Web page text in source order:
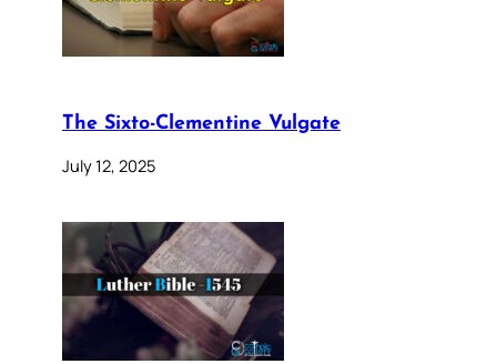
The Sixto-Clementine Vulgate
July 12, 2025